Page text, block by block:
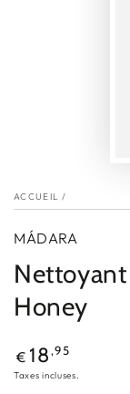
ACCUEIL /
MÁDARA
Honey
Prix
normal
€ 18 ,95
Taxes incluses.